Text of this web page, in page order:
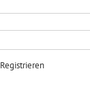
Registrieren